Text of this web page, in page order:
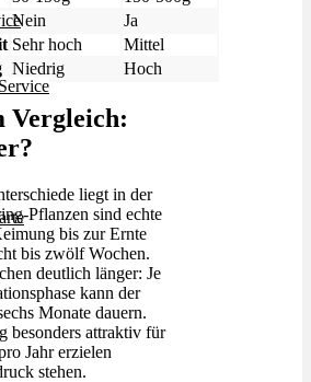
Nein
Ja
Sehr hoch
Mittel
Niedrig Hoch
Vergleich:
liegt in der
Pflanzen sind echte
bis zur Ernte
bis zwölf Wochen.
deutlich länger: Je
kann der
Monate dauern.
besonders attraktiv für
Jahr erzielen
stehen.